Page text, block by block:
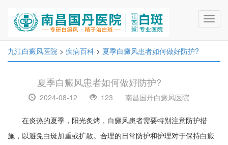
九江白癜风医院 > 疾病百科 > 夏季白癜风患者如何做好防护?
夏季白癜风患者如何做好防护?
2024-08-12 123 南昌国丹白癜风医院
在炎热的夏季，阳光炙烤，白癜风患者需要特别注意防护措
施，以避免白斑加重或扩散。合理的日常防护和护理对于保持白癜